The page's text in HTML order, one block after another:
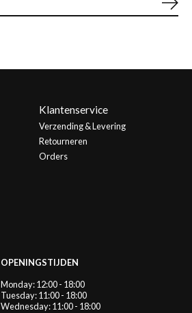
Klantenservice
Verzending & Levering
Retourneren
Orders
OPENINGSTIJDEN
Monday: 12:00 - 18:00
Tuesday: 11:00 - 18:00
Wednesday: 11:00 - 18:00